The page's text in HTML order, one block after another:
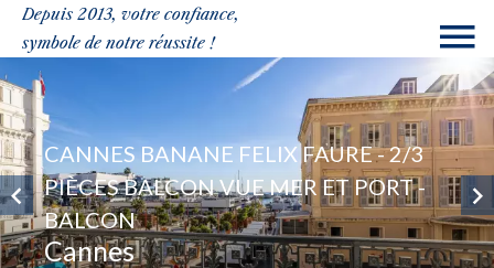
Depuis 2013, votre confiance,
symbole de notre réussite !
CANNES BANANE FELIX FAURE - 2/3
PIÈCES BALCON VUE MER ET PORT -
BALCON
Cannes